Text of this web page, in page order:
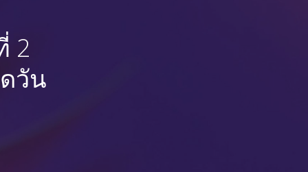
2
วัน